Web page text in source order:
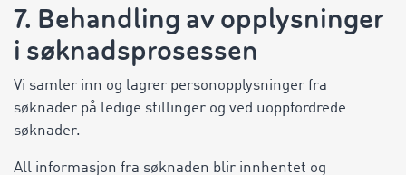
7. Behandling av opplysninger
i søknadsprosessen
Vi samler inn og lagrer personopplysninger fra
søknader på ledige stillinger og ved uoppfordrede
søknader.
All informasjon fra søknaden blir innhentet og